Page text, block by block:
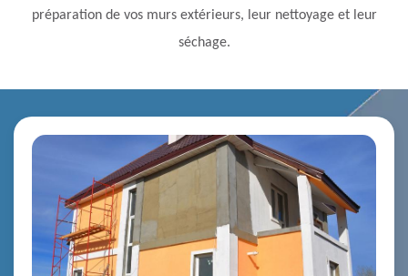
préparation de vos murs extérieurs, leur nettoyage et leur
séchage.